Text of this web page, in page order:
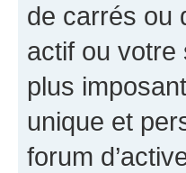
de carrés ou
actif ou votre
plus
unique et
forum